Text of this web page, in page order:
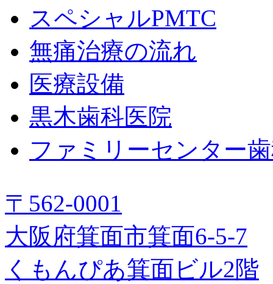
スペシャルPMTC
無痛治療の流れ
医療設備
黒木歯科医院
ファミリーセンター
〒562-0001
大阪府箕面市箕面6-5-7
くもんぴあ箕面ビル2階